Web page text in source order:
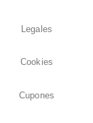
Legales
Cookies
Cupones